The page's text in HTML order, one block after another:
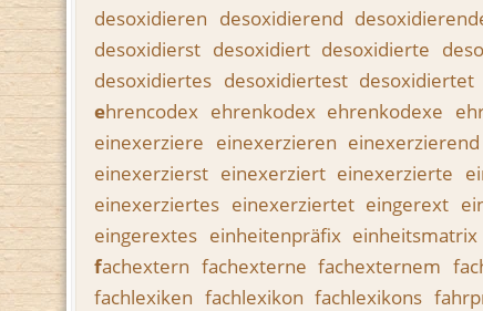
desoxidieren desoxidierend
desoxidierst desoxidiert desoxidierte
desoxidiertes desoxidiertest desoxidiertet
ehrencodex ehrenkodex ehrenkodexe
einexerziere einexerzieren einexerzierend
einexerzierst einexerziert einexerzierte
einexerziertes einexerziertet eingerext
eingerextes einheitenpräfix einheitsmatrix
fachextern fachexterne fachexternem
fachlexiken fachlexikon fachlexikons